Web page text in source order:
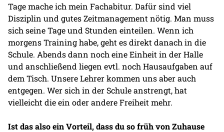
Tage mache ich mein Fachabitur. Dafür sind viel
Disziplin und gutes Zeitmanagement nötig. Man muss
sich seine Tage und Stunden einteilen. Wenn ich
morgens Training habe, geht es direkt danach in die
Schule. Abends dann noch eine Einheit in der Halle
und anschließend liegen evtl. noch Hausaufgaben auf
dem Tisch. Unsere Lehrer kommen uns aber auch
entgegen. Wer sich in der Schule anstrengt, hat
vielleicht die ein oder andere Freiheit mehr.
Ist das also ein Vorteil, dass du so früh von Zuhause